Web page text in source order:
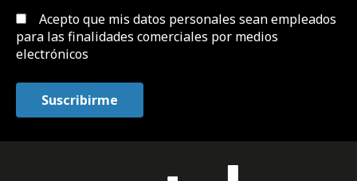
Acepto que mis datos personales sean empleados
para las finalidades comerciales por medios
electrónicos